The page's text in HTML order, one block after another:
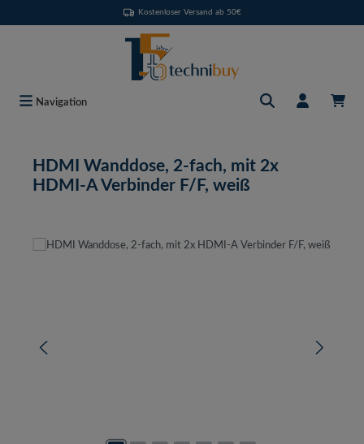
Kostenloser Versand ab 50€
Navigation
HDMI Wanddose, 2-fach, mit 2x
HDMI-A Verbinder F/F, weiß
Bildergalerie überspringen